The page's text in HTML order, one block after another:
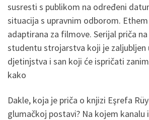
susresti s publikom na određeni
situacija s upravnim odborom. Ethem
adaptirana za filmove. Serijal priča
studentu strojarstva koji je zaljubljen
djetinjstva i san koji će ispričati
kako
Dakle, koja je priča o knjizi Eşrefa
glumačkoj postavi? Na kojem kanalu